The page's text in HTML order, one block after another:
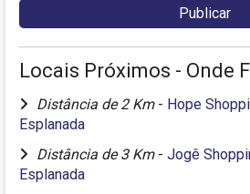
Locais Próximos - Onde
Distância de 2 Km - Hope
Esplanada
Distância de 3 Km - Jogê
Esplanada